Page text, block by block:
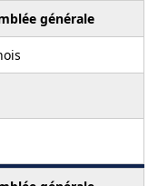
générale